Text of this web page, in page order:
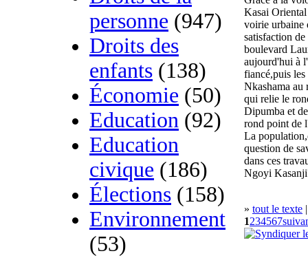
personne (947)
Droits des
enfants (138)
Économie (50)
Education (92)
Education
civique (186)
Élections (158)
Environnement
(53)
Kasai
voirie urbaine
satisfaction
boulevard
aujourd'hui à
fiancé,puis
Nkashama
qui relie le
Dipumba et
rond point de
La
question de
dans ces
Ngoyi
» tout le texte
1234567